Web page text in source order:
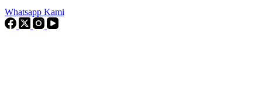
Whatsapp Kami